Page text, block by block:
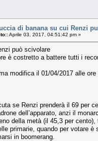
di banana su cui Renzi
Aprile 03, 2017, 04:51:42 pm »
può scivolare
è costretto a battere tutti i
modifica il 01/04/2017 alle ore
se Renzi prenderà il 69 per
dell’apparato, anzi il
della metà (il 45,3 per
primarie, quando per votare
in boomerang.